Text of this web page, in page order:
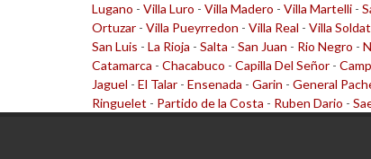
Lugano - Villa Luro - Villa Madero - Villa Martelli -
Ortuzar - Villa Pueyrredon - Villa Real - Villa
San Luis - La Rioja - Salta - San Juan - Rio Negro -
Catamarca - Chacabuco - Capilla Del Señor -
Jaguel - El Talar - Ensenada - Garin - General
Ringuelet - Partido de la Costa - Ruben Dario -